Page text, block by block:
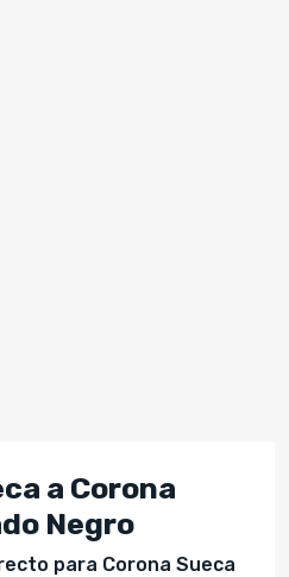
a Corona
Negro
para Corona Sueca